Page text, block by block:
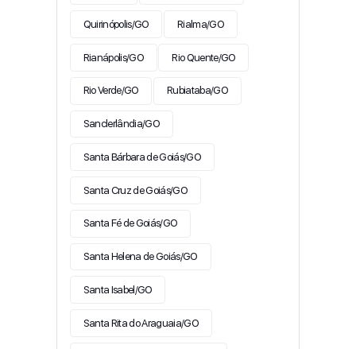
Quirinópolis/GO Rialma/GO
Rianápolis/GO Rio Quente/GO
Rio Verde/GO Rubiataba/GO
Sanclerlândia/GO
Santa Bárbara de Goiás/GO
Santa Cruz de Goiás/GO
Santa Fé de Goiás/GO
Santa Helena de Goiás/GO
Santa Isabel/GO
Santa Rita do Araguaia/GO